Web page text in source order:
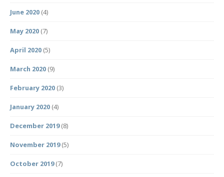
June 2020 (4)
May 2020 (7)
April 2020 (5)
March 2020 (9)
February 2020 (3)
January 2020 (4)
December 2019(8)
November 2019(5)
October 2019(7)